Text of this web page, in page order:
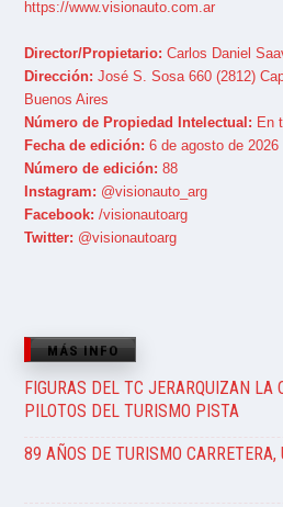
https://www.visionauto.com.ar
Director/Propietario: Carlos Daniel
Dirección: José S. Sosa 660 (2812)
Buenos Aires
Número de Propiedad Intelectual: En
Fecha de edición: 6 de agosto de 2026
Número de edición: 88
Instagram: @visionauto_arg
Facebook: /visionautoarg
Twitter: @visionautoarg
MÁS INFO
FIGURAS DEL TC JERARQUIZAN LA
PILOTOS DEL TURISMO PISTA
89 AÑOS DE TURISMO